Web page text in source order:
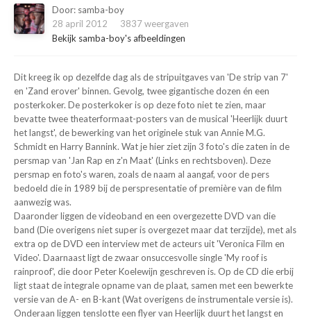
Door: samba-boy
28 april 2012
3837 weergaven
Bekijk samba-boy's afbeeldingen
Dit kreeg ik op dezelfde dag als de stripuitgaves van 'De strip van 7'
en 'Zand erover' binnen. Gevolg, twee gigantische dozen én een
posterkoker. De posterkoker is op deze foto niet te zien, maar
bevatte twee theaterformaat-posters van de musical 'Heerlijk duurt
het langst', de bewerking van het originele stuk van Annie M.G.
Schmidt en Harry Bannink. Wat je hier ziet zijn 3 foto's die zaten in de
persmap van 'Jan Rap en z'n Maat' (Links en rechtsboven). Deze
persmap en foto's waren, zoals de naam al aangaf, voor de pers
bedoeld die in 1989 bij de perspresentatie of première van de film
aanwezig was.
Daaronder liggen de videoband en een overgezette DVD van die
band (Die overigens niet super is overgezet maar dat terzijde), met als
extra op de DVD een interview met de acteurs uit 'Veronica Film en
Video'. Daarnaast ligt de zwaar onsuccesvolle single 'My roof is
rainproof', die door Peter Koelewijn geschreven is. Op de CD die erbij
ligt staat de integrale opname van de plaat, samen met een bewerkte
versie van de A- en B-kant (Wat overigens de instrumentale versie is).
Onderaan liggen tenslotte een flyer van Heerlijk duurt het langst en